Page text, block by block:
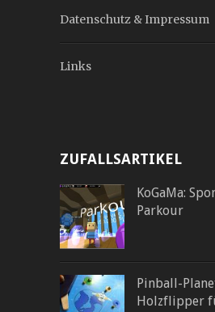
Datenschutz & Impressum
Links
ZUFALLSARTIKEL
KoGaMa:
Parkour
Pinball-
Holzflipper